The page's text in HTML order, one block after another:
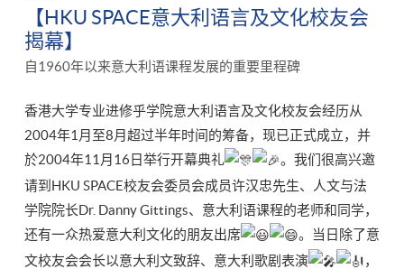
【HKU SPACE意大利语言及文化校友会
揭幕】
自1960年以来意大利语课程发展的重要里程碑
香港大学专业进修乎学院意大利语言及文化校友会经历从
2004年1月至8月超过半年时间的筹备，现已正式成立，并
於2004年11月16日举行开幕典礼
。我们很高兴邀
请到HKU SPACE校友会委员会成员许汉忠先生、人文与法
学院院长Dr. Danny Gittings、意大利语课程的老师和同学，
还有一众热爱意大利文化的朋友出席
。当日除了意
文校友会会长以意大利文致辞、意大利歌剧表演
，